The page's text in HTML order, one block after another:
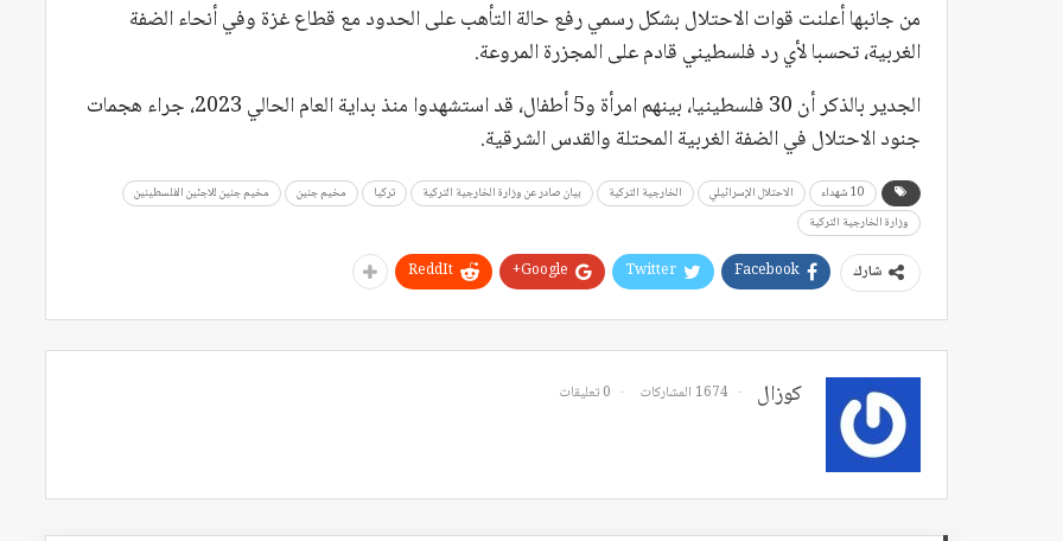
من جانبها أعلنت قوات الاحتلال بشكل رسمي رفع حالة التأهب على الحدود مع قطاع غزة وفي أنحاء الضفة
الغربية، تحسبا لأي رد فلسطيني قادم على المجزرة المروعة.
الجدير بالذكر أن 30 فلسطينيا، بينهم امرأة و5 أطفال، قد استشهدوا منذ بداية العام الحالي 2023، جراء هجمات
جنود الاحتلال في الضفة الغربية المحتلة والقدس الشرقية.
10 شهداء الاحتلال الإسرائيلي الخارجية التركية بيان صادر عن وزارة الخارجية التركية تركيا مخيم جنين
مخيم جنين للاجئين الفلسطينين
وزارة الخارجية التركية
شارك Facebook
Twitter
Google+
ReddIt
كوزال 1674 المشاركات 0 تعليقات